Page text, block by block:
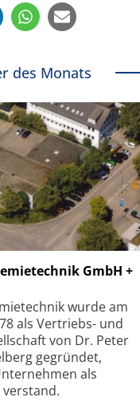
des Monats
GmbH +
wurde am
als Vertriebs- und
von Dr. Peter
gegründet,
als
verstand.
+ Kirchhoff GmbH